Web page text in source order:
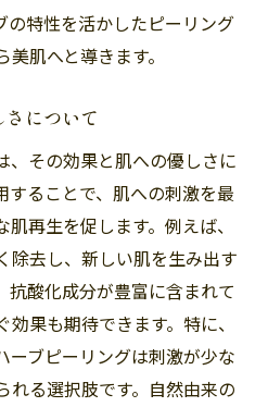
の特性を活かしたピーリング
肌へと導きます。
について
、その効果と肌への優しさに
することで、肌への刺激を最
再生を促します。例えば、
除去し、新しい肌を生み出す
抗酸化成分が豊富に含まれて
果も期待できます。特に、
ーブピーリングは刺激が少な
れる選択肢です。自然由来の